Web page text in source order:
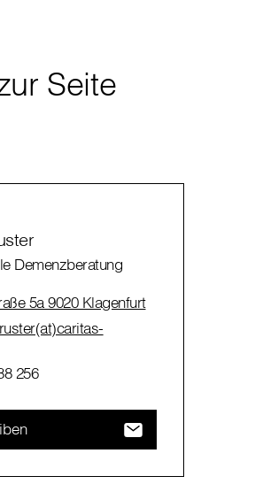
Seite
Demenzberatung
5a 9020 Klagenfurt
256